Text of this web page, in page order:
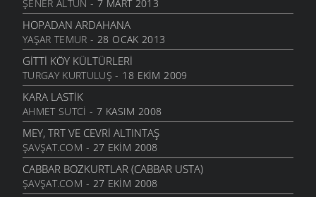
ŞENER ALTUN - 7 MART 2013
HOPADAN ARDAHANA
YAŞAR TEMUR - 28 OCAK 2013
GITTI KÖY KÜLTÜRLERI
TURGAY KURTULUŞ - 18 EKIM 2009
KARA LASTIK
AHMET SUTCI - 7 KASIM 2008
MEY, TRT VE CEVRI ALTINTAŞ
ŞAVŞAT.COM - 27 EKIM 2008
CABBAR BOZKURTLAR (CABBAR USTA)
ŞAVŞAT.COM - 27 EKIM 2008